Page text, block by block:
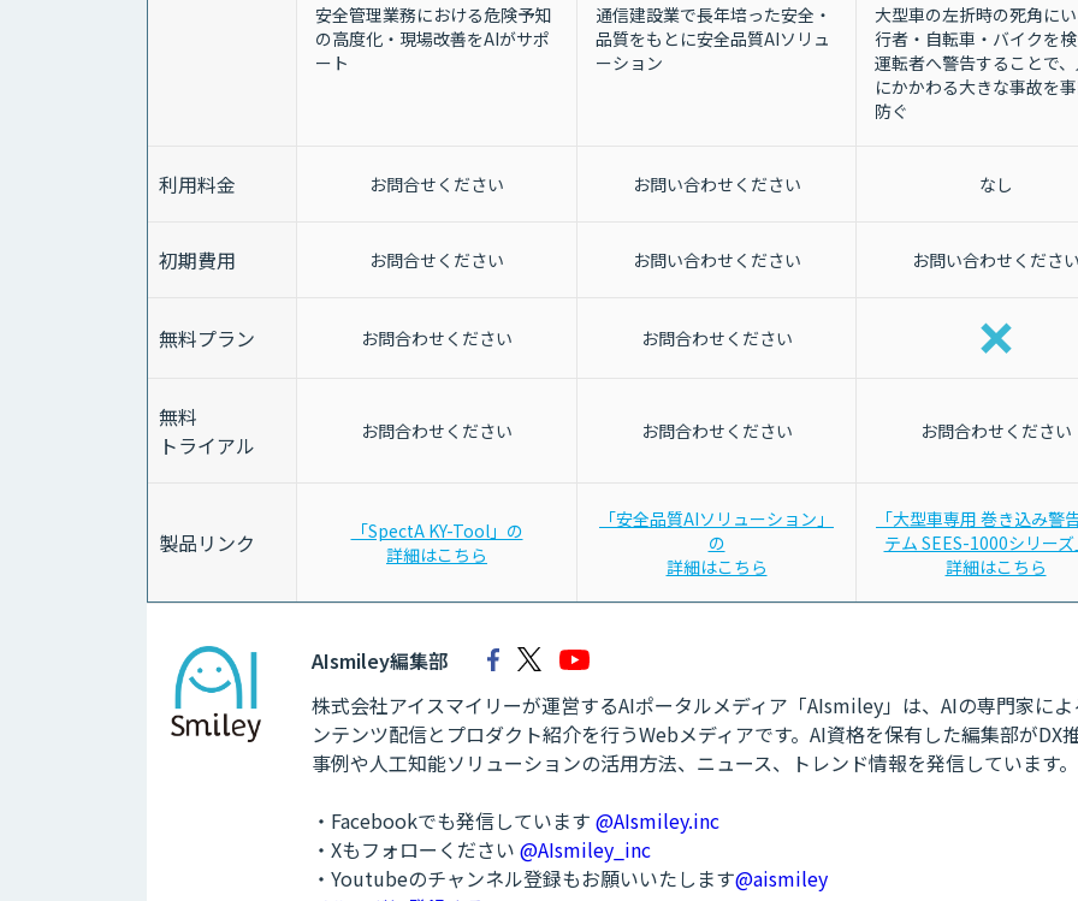
安全管理業務における危険予知
の高度化・現場改善をAIがサポ
ート
通信建設業で長年培った安全・
品質をもとに安全品質AIソリュ
ーション
大型車の左折時の死角に
行者・自転車・バイクを
運転者へ警告することで
にかかわる大きな事故を
防ぐ
利用料金 お問合せください お問い合わせください なし
初期費用 お問合せください お問い合わせください お問い合わせください
無料プラン お問合わせください お問合わせください
無料
トライアル
お問合わせください お問合わせください お問合わせください
製品リンク
「SpectA KY-Tool」の
詳細はこちら
「安全品質AIソリューション」
の
詳細はこちら
「大型車専用 巻き込み警
テム SEES-1000シリー
詳細はこちら
AIsmiley編集部
株式会社アイスマイリーが運営するAIポータルメディア「AIsmiley」は、AIの専門家によ
ンテンツ配信とプロダクト紹介を行うWebメディアです。AI資格を保有した編集部がDX
事例や人工知能ソリューションの活用方法、ニュース、トレンド情報を発信しています。
・Facebookでも発信しています @AIsmiley.inc
・Xもフォローください @AIsmiley_inc
・Youtubeのチャンネル登録もお願いいたします@aismiley